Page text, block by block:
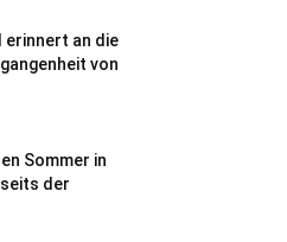
erinnert an die
von
Sommer in
der